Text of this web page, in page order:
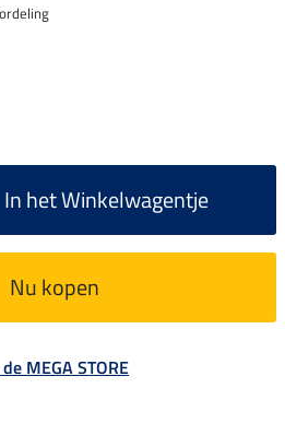
In het Winkelwagentje
Nu kopen
MEGA STORE